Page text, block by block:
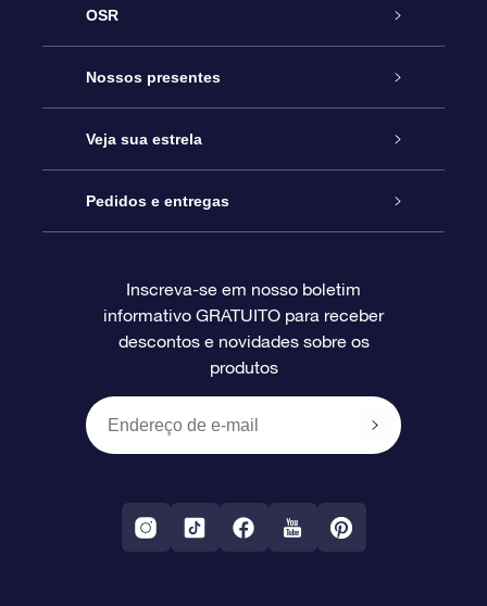
OSR
Serviço
Entre em contato conosco
Blog
Avaliações
Nossos presentes
Presente estrelar on-line
Pacote de presente da OSR
O cartão de presente da OSR
Presentes corporativos
Veja sua estrela
Star Register
Página estelar personalizada
Um Milhão de Estrelas
OSR Starsaver
Aplicativo RV Fly me to the stars
Pedidos e entregas
Informações de pagamento
Política de devolução
Constelações
Inscreva-se em nosso boletim
informativo GRATUITO para receber
descontos e novidades sobre os
produtos